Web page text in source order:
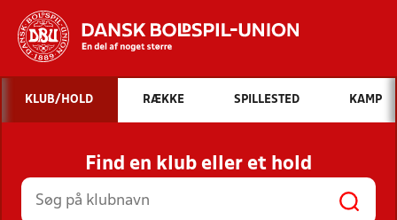
Hvad vil du søge efter?
INDHOLD OG NYHEDER
STILLINGER, RESULTATER, KLUBBER OG
HOLD
KLUB/HOLD RÆKKE SPILLESTED KAMP
Find en klub eller et hold